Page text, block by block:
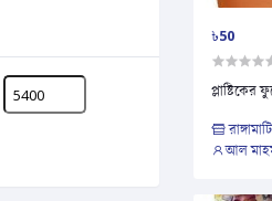
৳50
প্লাষ্টিকের
আল